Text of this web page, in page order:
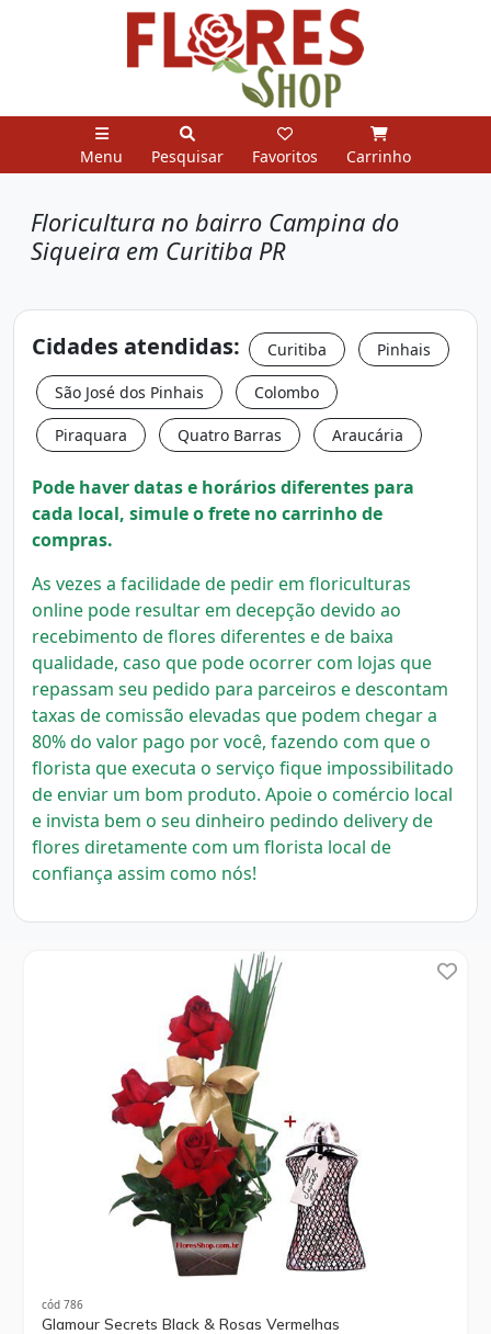
Menu Pesquisar Favoritos Carrinho
Floricultura no bairro Campina do
Siqueira em Curitiba PR
Cidades atendidas: Curitiba Pinhais
São José dos Pinhais Colombo
Piraquara Quatro Barras Araucária
Pode haver datas e horários diferentes para
cada local, simule o frete no carrinho de
compras.
As vezes a facilidade de pedir em floriculturas
online pode resultar em decepção devido ao
recebimento de flores diferentes e de baixa
qualidade, caso que pode ocorrer com lojas que
repassam seu pedido para parceiros e descontam
taxas de comissão elevadas que podem chegar a
80% do valor pago por você, fazendo com que o
florista que executa o serviço fique impossibilitado
de enviar um bom produto. Apoie o comércio local
e invista bem o seu dinheiro pedindo delivery de
flores diretamente com um florista local de
confiança assim como nós!
cód 786
Glamour Secrets Black & Rosas Vermelhas